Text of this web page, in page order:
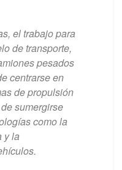
el trabajo para
de transporte,
pesados
centrarse en
de propulsión
sumergirse
como la
y la